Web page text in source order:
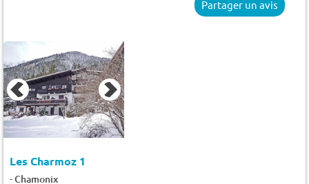
Partager un avis
Les Charmoz 1
-Chamonix